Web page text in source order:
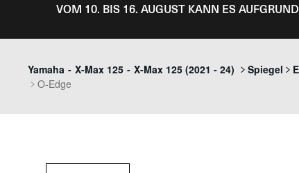
VOM 10. BIS 16. AUGUST KANN ES
Yamaha - X-Max 125 - X-Max 125 (2021 - 24) Spiegel
O-Edge
Previous